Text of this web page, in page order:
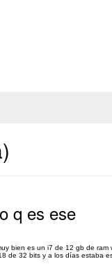
q es ese
bien es un i7 de 12 gb de
32 bits y a los días estaba